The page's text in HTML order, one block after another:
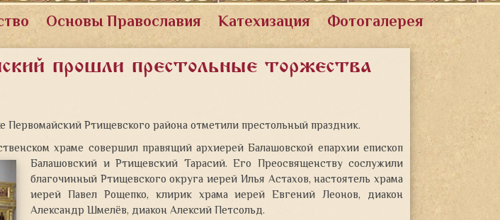
Основы Православия Катехизация Фотогалерея
прошли престольные торжества
Первомайский Ртищевского района отметили престольный праздник.
храме совершил правящий архиерей Балашовской епархии епископ
Балашовский и Ртищевский Тарасий. Его Преосвященству сослужили
благочинный Ртищевского округа иерей Илья Астахов, настоятель храма
иерей Павел Рощепко, клирик храма иерей Евгений Леонов, диакон
Александр Шмелёв, диакон Алексий Петсольд.